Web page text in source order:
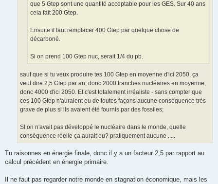
que 5 Gtep sont une quantité acceptable pour les GES. Sur 40 ans
cela fait 200 Gtep.
Ensuite il faut remplacer 400 Gtep par quelque chose de
décarboné.
Si on prend 100 Gtep nuc, serait 1/4 du pb.
sauf que si tu veux produire tes 100 Gtep en moyenne d'ici 2050, ça
veut dire 2,5 Gtep par an, donc 2000 tranches nucléaires en moyenne,
donc 4000 d'ici 2050. Et c'est totalement irréaliste - sans compter que
ces 100 Gtep n'auraient eu de toutes façons aucune conséquence très
grave de plus si ils avaient été fournis par des fossiles;
SI on n'avait pas développé le nucléaire dans le monde, quelle
conséquence réelle ça aurait eu? pratiquement aucune .....
Tu raisonnes en énergie finale, donc il y a un facteur 2,5 par rapport au
calcul précédent en énergie primaire.
Il ne faut pas regarder notre monde en stagnation économique, mais les